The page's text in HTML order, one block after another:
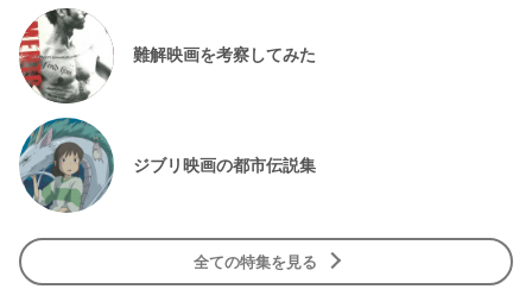
難解映画を考察してみた
ジブリ映画の都市伝説集
全ての特集を見る